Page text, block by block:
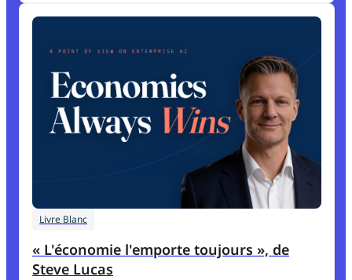
Livre Blanc
« L'économie l'emporte toujours », de
Steve Lucas